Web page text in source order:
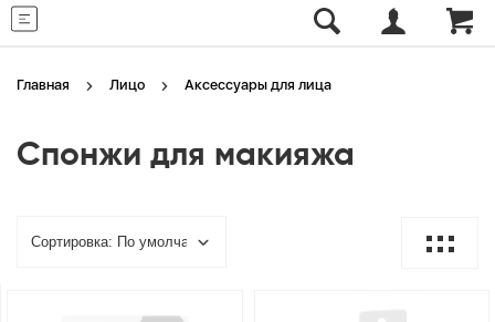
Главная Лицо Аксессуары для лица
Спонжи для макияжа